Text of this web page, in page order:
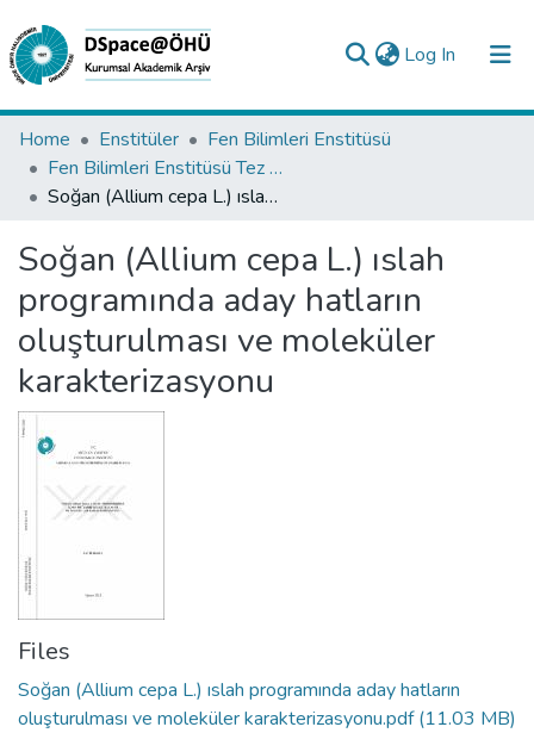
Log In (current)
Collections
All of DSpace
Analyze
Request/Question
Home Enstitüler
Fen Bilimleri Enstitüsü
Fen Bilimleri Enstitüsü Tez Koleksiyonu
Soğan (Allium cepa L.) ıslah programında aday hatların oluşturulması ve moleküler karakterizasyonu
Soğan (Allium cepa L.) ıslah
programında aday hatların
oluşturulması ve moleküler
karakterizasyonu
Files
Soğan (Allium cepa L.) ıslah programında aday hatların
oluşturulması ve moleküler karakterizasyonu.pdf(11.03 MB)